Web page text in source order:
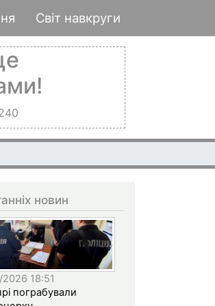
Світ навкруги
є загиблі
новин
18:51
пограбували